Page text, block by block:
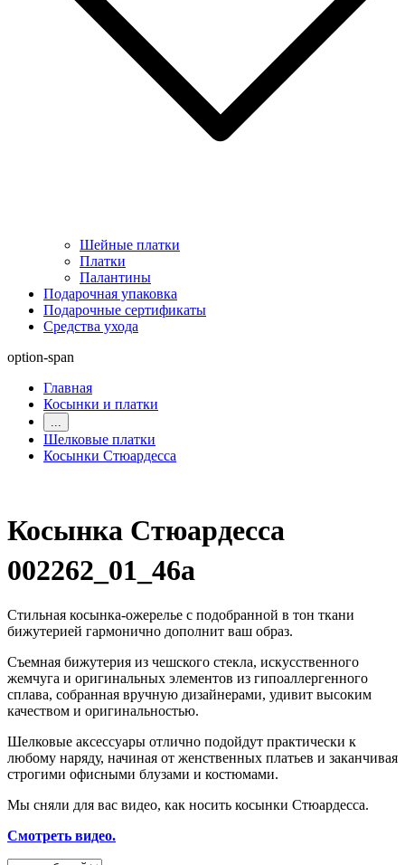
Шейные платки
Платки
Палантины
Подарочная упаковка
Подарочные сертификаты
Средства ухода
option-span
Главная
Косынки и платки
Шелковые платки
Косынки Стюардесса
Косынка Стюардесса
002262_01_46a
Стильная косынка-ожерелье с подобранной в тон ткани
бижутерией гармонично дополнит ваш образ.
Съемная бижутерия из чешского стекла, искусственного
жемчуга и оригинальных элементов из гипоаллергенного
сплава, собранная вручную дизайнерами, удивит высоким
качеством и оригинальностью.
Шелковые аксессуары отлично подойдут практически к
любому наряду, начиная от женственных платьев и заканчивая
строгими офисными блузами и костюмами.
Мы сняли для вас видео, как носить косынки Стюардесса.
Смотреть видео.